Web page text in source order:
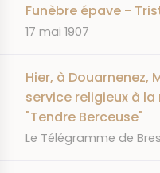
Funèbre épave -
DATE
17 mai 1907
Hier, à Douarnenez,
service religieux à
"Tendre Berceuse"
JOURNAL
Le Télégramme de